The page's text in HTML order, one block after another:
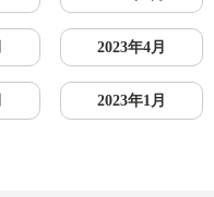
2023年4月
2023年1月